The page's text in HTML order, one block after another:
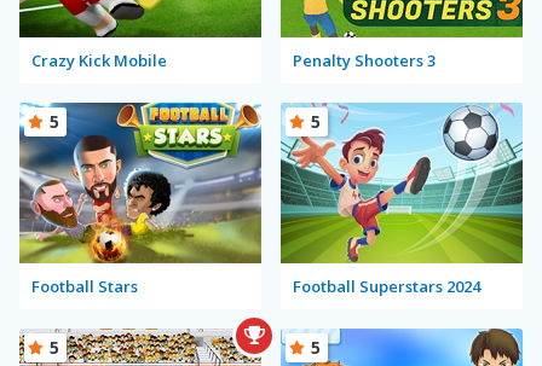
Crazy Kick Mobile Penalty Shooters 3
Football Stars
5
Football Superstars 2024
5
5 5